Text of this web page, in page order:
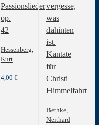
Passionslieder
op.
42
Hessenberg,
Kurt
4,00 €
vergesse,
was
dahinten
ist.
Kantate
für
Christi
Himmelfahrt
Bethke,
Neithard